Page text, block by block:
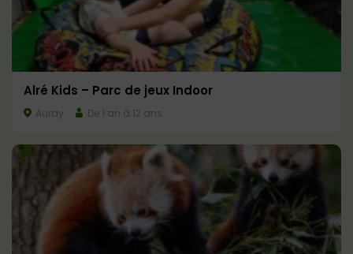
Alré Kids – Parc de jeux Indoor
Auray De 1 an à 12 ans